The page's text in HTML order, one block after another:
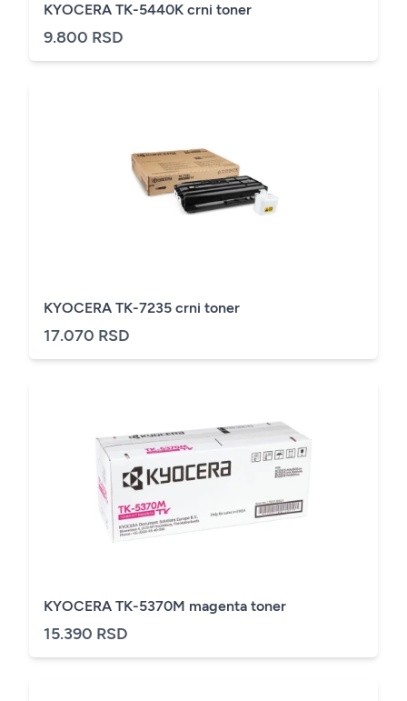
KYOCERA TK-5440K crni toner
9.800 RSD
KYOCERA TK-7235 crni toner
17.070 RSD
KYOCERA TK-5370M magenta toner
15.390 RSD